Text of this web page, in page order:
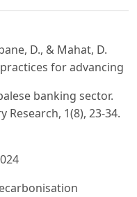
D., & Mahat, D.
for advancing
banking sector.
Research, 1(8), 23-34.